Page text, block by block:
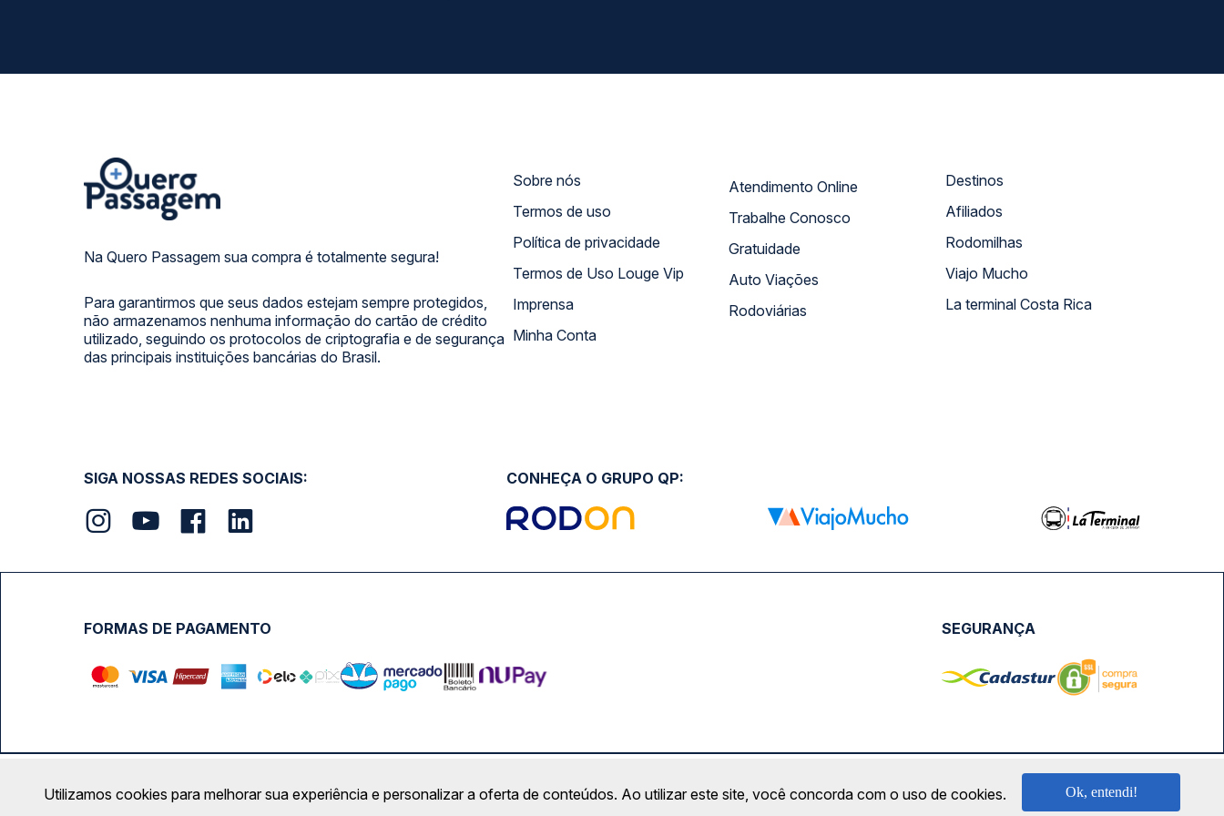
Na Quero Passagem sua compra é totalmente segura!
Para garantirmos que seus dados estejam sempre protegidos,
não armazenamos nenhuma informação do cartão de crédito
utilizado, seguindo os protocolos de criptografia e de segurança
das principais instituições bancárias do Brasil.
Sobre nós
Termos de uso
Política de privacidade
Termos de Uso Louge Vip
Imprensa
Minha Conta
Atendimento Online
Trabalhe Conosco
Gratuidade
Auto Viações
Rodoviárias
Destinos
Afiliados
Rodomilhas
Viajo Mucho
La terminal Costa Rica
SIGA NOSSAS REDES SOCIAIS: CONHEÇA O GRUPO QP:
FORMAS DE PAGAMENTO SEGURANÇA
Calçada das Margaridas, 163 - Sala 02 - Condomínio Centro Comercial Alphaville, Barueri - SP | CEP: 06453-038 | CNPJ: 18.087.991/0001-57 | saconibus@queropassagem.com.br
Utilizamos cookies para melhorar sua experiência e personalizar a oferta de conteúdos. Ao utilizar este site, você concorda com o uso de cookies. Ok, entendi!